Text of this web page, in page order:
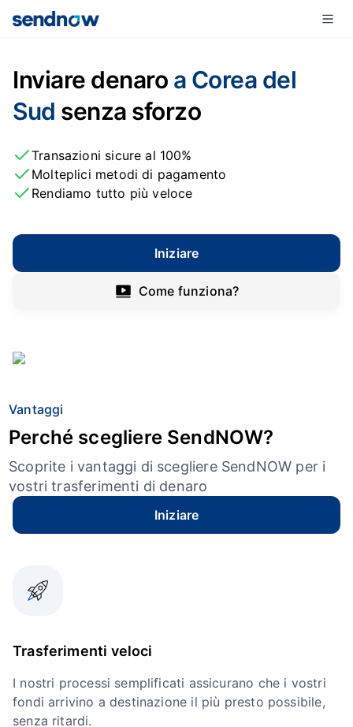
Inviare denaro a Corea del
Sud senza sforzo
Transazioni sicure al 100%
Molteplici metodi di pagamento
Rendiamo tutto più veloce
Iniziare
Come funziona?
Vantaggi
Perché scegliere SendNOW?
Scoprite i vantaggi di scegliere SendNOW per i
vostri trasferimenti di denaro
Iniziare
Trasferimenti veloci
I nostri processi semplificati assicurano che i vostri
fondi arrivino a destinazione il più presto possibile,
senza ritardi.